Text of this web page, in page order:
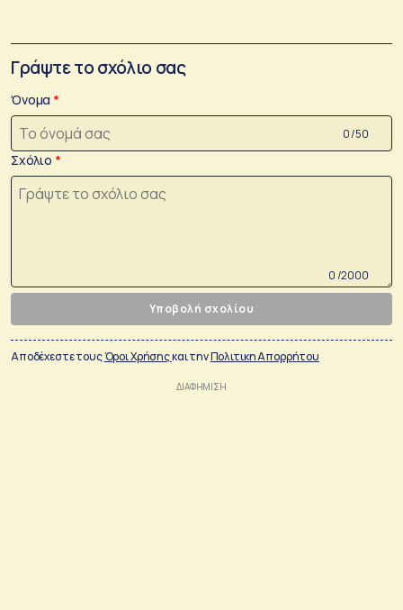
Γράψτε το σχόλιο σας
Όνομα
0 /50
Σχόλιο
0 /2000
Υποβολή σχολίου
Αποδέχεστε τουςΌροι Χρήσηςκαι τηνΠολιτικη Απορρήτου